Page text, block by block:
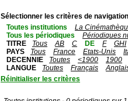
Sélectionner les critères de
Toutes institutions
La
Tous les périodiques
Périodiques
TITRE
Tous AB C DE F
GHI
PAYS
Tous France Etats-Unis
DECENNIE
Toutes <1900
1900
LANGUE
Toutes Français
Réinitialiser les critères